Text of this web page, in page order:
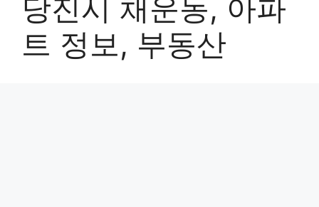
당진시 채운동, 아파
트 정보, 부동산